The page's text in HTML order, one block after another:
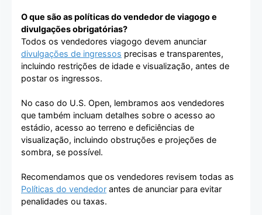
O que são as políticas do vendedor de viagogo e
divulgações obrigatórias?
Todos os vendedores viagogo devem anunciar
divulgações de ingressos precisas e transparentes,
incluindo restrições de idade e visualização, antes de
postar os ingressos.
No caso do U.S. Open, lembramos aos vendedores
que também incluam detalhes sobre o acesso ao
estádio, acesso ao terreno e deficiências de
visualização, incluindo obstruções e projeções de
sombra, se possível.
Recomendamos que os vendedores revisem todas as
Políticas do vendedor antes de anunciar para evitar
penalidades ou taxas.